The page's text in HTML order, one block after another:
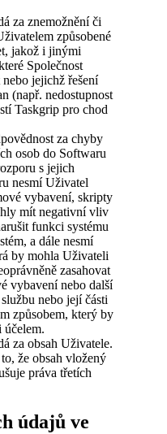
za znemožnění či
způsobené
jakož i jinými
Společnost
jejichž řešení
(např. nedostupnost
Taskgrip pro chod
za chyby
osob do Softwaru
s jejich
nesmí Uživatel
vybavení, skripty
mít negativní vliv
funkci systému
a dále nesmí
by mohla Uživateli
zasahovat
vybavení nebo další
nebo její části
způsobem, který by
účelem.
za obsah Uživatele.
že obsah vložený
práva třetích
údajů ve